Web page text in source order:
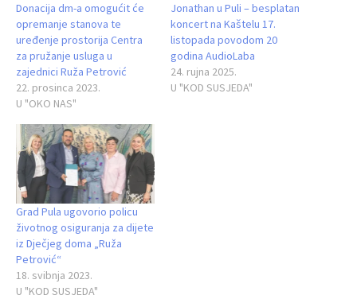
Donacija dm-a omogućit će
opremanje stanova te
uređenje prostorija Centra
za pružanje usluga u
zajednici Ruža Petrović
22. prosinca 2023.
U "OKO NAS"
Jonathan u Puli – besplatan
koncert na Kaštelu 17.
listopada povodom 20
godina AudioLaba
24. rujna 2025.
U "KOD SUSJEDA"
Grad Pula ugovorio policu
životnog osiguranja za dijete
iz Dječjeg doma „Ruža
Petrović“
18. svibnja 2023.
U "KOD SUSJEDA"